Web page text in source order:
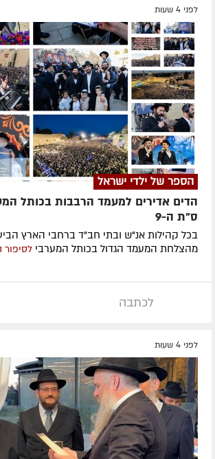
לפני 4 שעות
הספר של ילדי ישראל
הדים אדירים למעמד הרבבות בכותל
ס"ת ה-9
בכל קהילות אנ"ש ובתי חב"ד ברחבי הארץ
מהצלחת המעמד הגדול בכותל המערבי
לכתבה
לפני 4 שעות